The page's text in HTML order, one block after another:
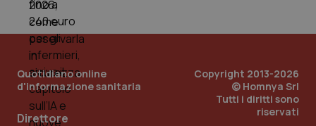
Quotidiano online
d'informazione sanitaria
Direttore
Copyright 2013-2026
© Homnya Srl
Tutti i diritti sono
riservati